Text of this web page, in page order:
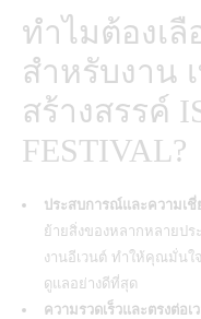
ทำไมต้องเลื
สำหรับงาน
สร้างสรรค์
FESTIVAL?
ประสบการณ์และความเ
ย้ายสิ่งของหลากหลายปร
งานอีเวนต์ ทำให้คุณมั่น
ดูแลอย่างดีที่สุด
ความรวดเร็วและตรงต่อเ